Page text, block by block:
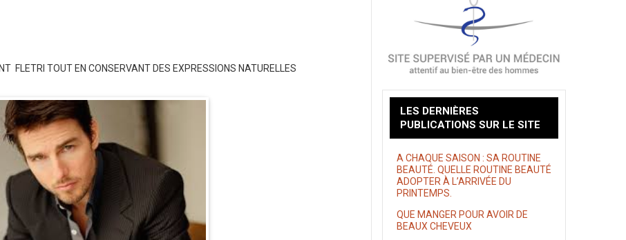
FLETRI TOUT EN CONSERVANT DES EXPRESSIONS NATURELLES
LES DERNIÈRES
PUBLICATIONS SUR LE SITE
A CHAQUE SAISON : SA ROUTINE
BEAUTÉ. QUELLE ROUTINE BEAUTÉ
ADOPTER À L’ARRIVÉE DU
PRINTEMPS.
QUE MANGER POUR AVOIR DE
BEAUX CHEVEUX